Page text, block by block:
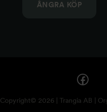
ÅNGRA KÖP
Copyright© 2026 | Trangia AB |